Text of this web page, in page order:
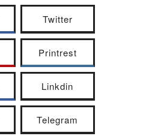
Twitter
Printrest
Linkdin
Telegram